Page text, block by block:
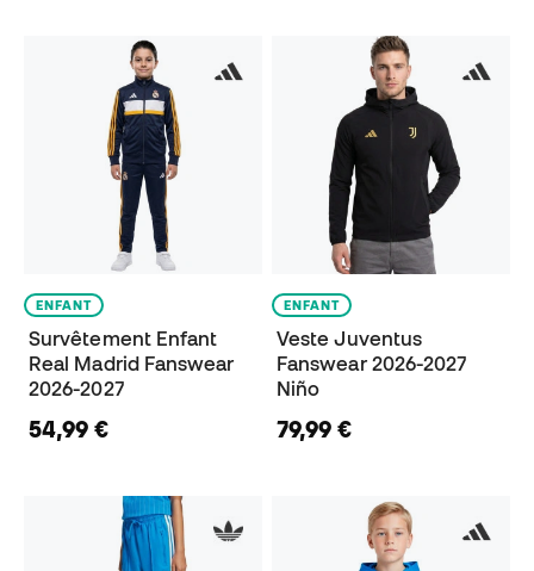
ENFANT
Survêtement Enfant
Real Madrid Fanswear
2026-2027
54,99 €
ENFANT
Veste Juventus
Fanswear 2026-2027
Niño
79,99 €